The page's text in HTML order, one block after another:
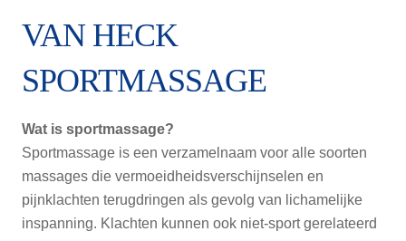
Contact
VAN HECK
SPORTMASSAGE
Wat is sportmassage?
Sportmassage is een verzamelnaam voor alle soorten
massages die vermoeidheidsverschijnselen en
pijnklachten terugdringen als gevolg van lichamelijke
inspanning. Klachten kunnen ook niet-sport gerelateerd